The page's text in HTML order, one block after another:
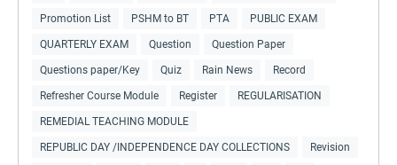
Promotion List PSHM to BT PTA PUBLIC EXAM
QUARTERLY EXAM Question Question Paper
Questions paper/Key Quiz Rain News Record
Refresher Course Module Register REGULARISATION
REMEDIAL TEACHING MODULE
REPUBLIC DAY /INDEPENDENCE DAY COLLECTIONS Revision